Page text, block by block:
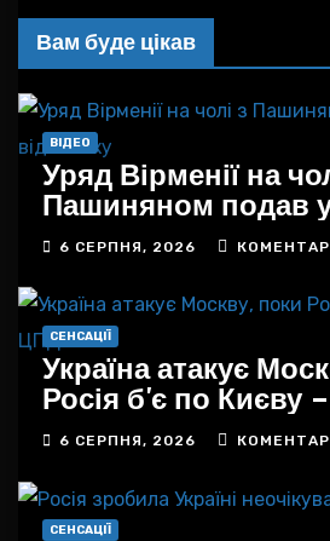
Вам буде цікав
ВІДЕО
Уряд Вірменії на
Пашиняном подав у
6 СЕРПНЯ, 2026
СЕНСАЦІЇ
Україна атакує
Росія б'є по Києву
6 СЕРПНЯ, 2026
СЕНСАЦІЇ